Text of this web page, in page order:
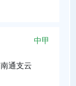
中甲
南通支云